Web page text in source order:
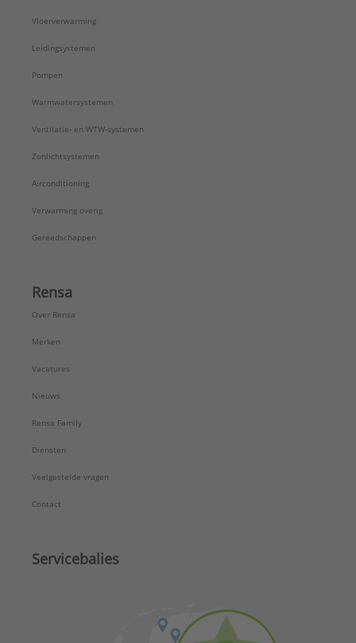
Vloerverwarming
Leidingsystemen
Pompen
Warmwatersystemen
Ventilatie- en WTW-systemen
Zonlichtsystemen
Airconditioning
Verwarming overig
Gereedschappen
Rensa
Over Rensa
Merken
Vacatures
Nieuws
Rensa Family
Diensten
Veelgestelde vragen
Contact
Servicebalies